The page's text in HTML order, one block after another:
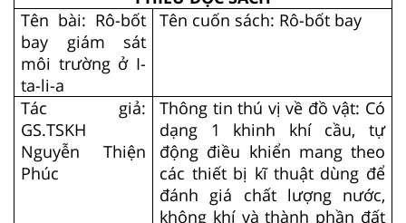
Tên bài: Rô-bốt
bay giám sát
môi trường ở I-
ta-li-a
Tên cuốn sách: Rô-bốt bay
Tác giả:
GS.TSKH
Nguyễn Thiện
Phúc
Thông tin thú vị về đồ vật: Có
dạng 1 khinh khí cầu, tự
động điều khiển mang theo
các thiết bị kĩ thuật dùng để
đánh giá chất lượng nước,
không khí và thành phần đất